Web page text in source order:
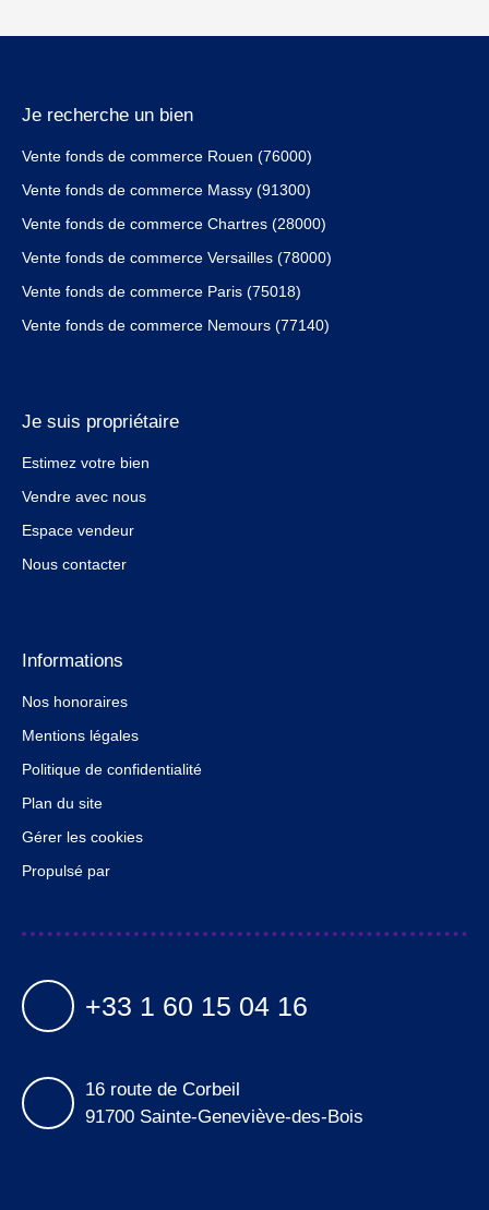
Je recherche un bien
Vente fonds de commerce Rouen (76000)
Vente fonds de commerce Massy (91300)
Vente fonds de commerce Chartres (28000)
Vente fonds de commerce Versailles (78000)
Vente fonds de commerce Paris (75018)
Vente fonds de commerce Nemours (77140)
Je suis propriétaire
Estimez votre bien
Vendre avec nous
Espace vendeur
Nous contacter
Informations
Nos honoraires
Mentions légales
Politique de confidentialité
Plan du site
Gérer les cookies
Propulsé par
+33 1 60 15 04 16
16 route de Corbeil
91700 Sainte-Geneviève-des-Bois